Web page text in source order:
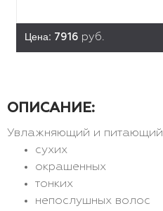
Цена: 7916 руб.
ОПИСАНИЕ:
Увлажняющий и питающий
сухих
окрашенных
тонких
непослушных волос